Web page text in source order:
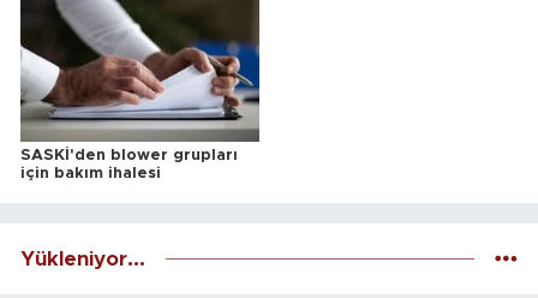
SASKİ'den blower grupları
için bakım ihalesi
Yükleniyor...